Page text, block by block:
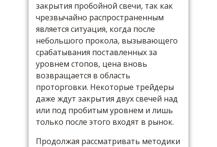
закрытия пробойной свечи, так как
чрезвычайно распространенным
является ситуация, когда после
небольшого прокола, вызывающего
срабатывания поставленных за
уровнем стопов, цена вновь
возвращается в область
проторговки. Некоторые трейдеры
даже ждут закрытия двух свечей над
или под пробитым уровнем и лишь
только после этого входят в рынок.
Продолжая рассматривать методики